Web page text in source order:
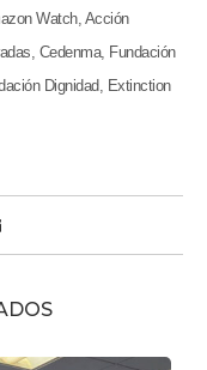
Watch, Acción
Cedenma, Fundación
Dignidad, Extinction